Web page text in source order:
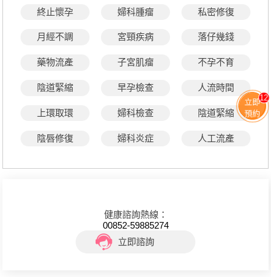
終止懷孕 婦科腫瘤 私密修復
月經不調 宮頸疾病 落仔幾錢
藥物流產 子宮肌瘤 不孕不育
陰道緊縮 早孕檢查 人流時間
上環取環 婦科檢查 陰道緊縮
陰唇修復 婦科炎症 人工流產
健康諮詢熱線：
00852-59885274
立即諮詢
立即
預約
12